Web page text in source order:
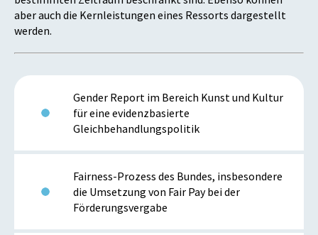
aber auch die Kernleistungen eines Ressorts dargestellt
werden.
Gender Report im Bereich Kunst und Kultur
für eine evidenzbasierte
Gleichbehandlungspolitik
Fairness-Prozess des Bundes, insbesondere
die Umsetzung von Fair Pay bei der
Förderungsvergabe